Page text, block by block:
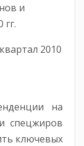
и
2010
на
спецжиров
ключевых